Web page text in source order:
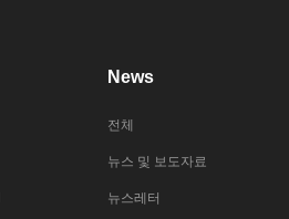
News
전체
뉴스 및 보도자료
뉴스레터